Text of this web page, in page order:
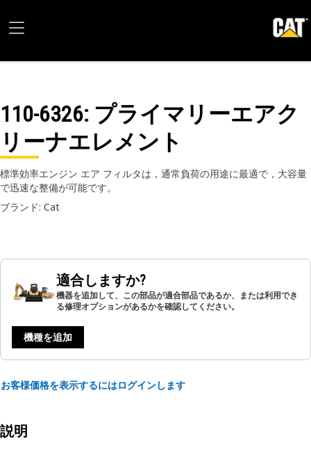
110-6326: プライマリーエアク
リーナエレメント
標準効率エンジン エア フィルタは，通常負荷の用途に最適で，大容量
で迅速な整備が可能です。
ブランド: Cat
適合しますか?
機器を追加して、この部品が適合部品であるか、または利用でき
る修理オプションがあるかを確認してください。
機種を追加
お客様価格を表示するにはログインします
説明